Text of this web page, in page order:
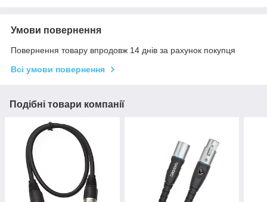
Умови повернення
Повернення товару впродовж 14 днів за рахунок покупця
Всі умови повернення
Подібні товари компанії